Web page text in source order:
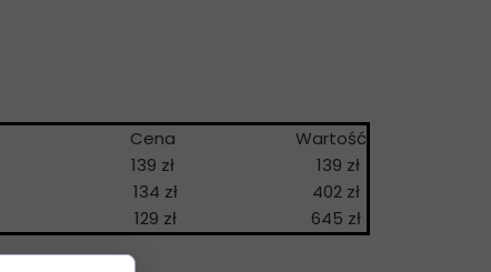
Cena Wartość
139 zł
139 zł
134 zł
402 zł
129 zł 645 zł